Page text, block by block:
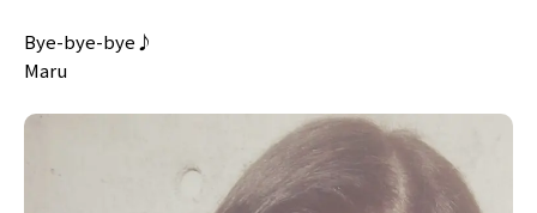
Bye-bye-bye♪
Maru